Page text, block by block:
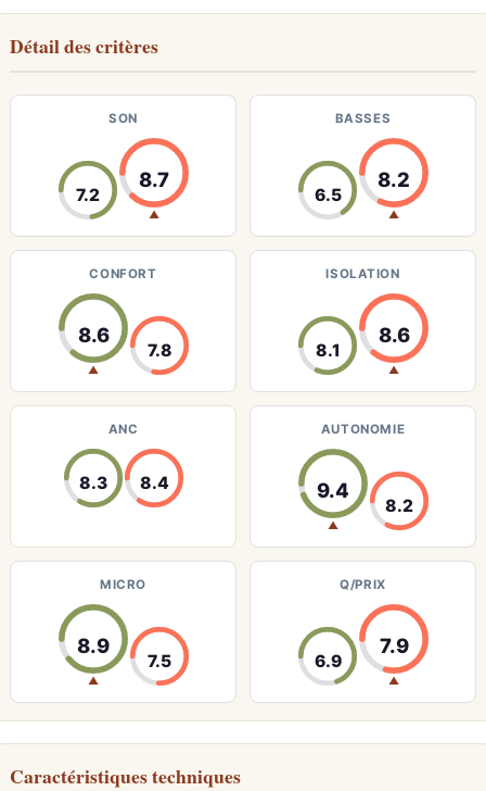
Détail des critères
SON
7.2
8.7
▲
BASSES
6.5
8.2
▲
CONFORT
8.6
▲
7.8
ISOLATION
8.1
8.6
▲
ANC
8.3 8.4
AUTONOMIE
9.4
▲
8.2
MICRO
8.9
▲
7.5
Q/PRIX
6.9
7.9
▲
Caractéristiques techniques